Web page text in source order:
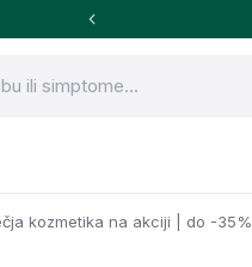
kozmetika na akciji | do -35%